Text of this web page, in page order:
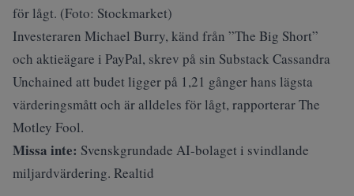
för lågt. (Foto: Stockmarket)
Investeraren Michael Burry, känd från ”The Big Short”
och aktieägare i PayPal, skrev på sin Substack Cassandra
Unchained att budet ligger på 1,21 gånger hans lägsta
värderingsmått och är alldeles för lågt, rapporterarThe
Motley Fool.
Missa inte: Svenskgrundade AI-bolaget i svindlande
miljardvärdering. Realtid